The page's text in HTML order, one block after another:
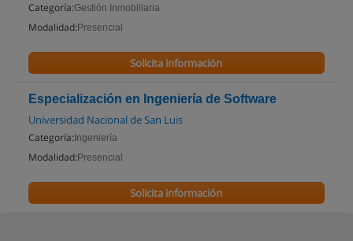
Categoría:Gestión Inmobiliaria
Modalidad: Presencial
Solicita información
Especialización en Ingeniería de Software
Universidad Nacional de San Luis
Categoría: Ingeniería
Modalidad: Presencial
Solicita información